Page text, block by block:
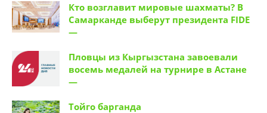
Кто возглавит мировые шахматы? В
Самарканде выберут президента FIDE
—
Пловцы из Кыргызстана завоевали
восемь медалей на турнире в Астане
—
Тойго барганда